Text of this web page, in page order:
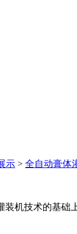
示 > 全自动膏体
装机技术的基础